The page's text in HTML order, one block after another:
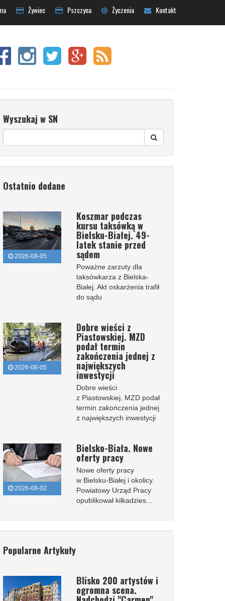
Żywiec Pszczyna Życzenia Kontakt
Wyszukaj w SN
Ostatnio dodane
2026-08-05
Koszmar podczas
kursu taksówką w
Bielsku-Białej. 49-
latek stanie przed
sądem
Poważne zarzuty dla
taksówkarza z Bielska-
Białej. Akt oskarżenia trafił
do sądu
2026-08-05
Dobre wieści z
Piastowskiej. MZD
podał termin
zakończenia jednej z
największych
inwestycji
Dobre wieści
z Piastowskiej. MZD podał
termin zakończenia jednej
z największych inwestycji
2026-08-02
Bielsko-Biała. Nowe
oferty pracy
Nowe oferty pracy
w Bielsku-Białej i okolicy.
Powiatowy Urząd Pracy
opublikował kilkadzies...
Popularne Artykuły
Blisko 200 artystów i
ogromna scena.